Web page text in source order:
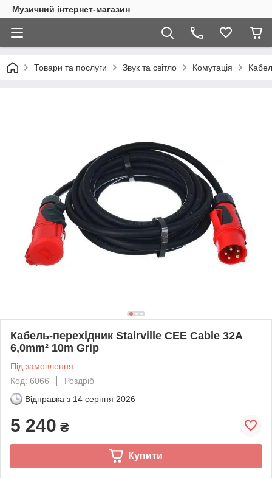
Музичний інтернет-магазин
Товари та послуги Звук та світло Комутація
Кабель-перехідник Stairville CEE Cable 32A
6,0mm² 10m Grip
Під замовлення
Код: 6066
Роздріб
Відправка з 14 серпня 2026
5 240 ₴
Купити